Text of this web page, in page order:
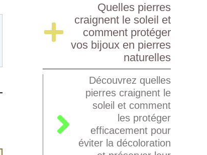
Quelles pierres
craignent le soleil et
comment protéger
vos bijoux en pierres
naturelles
Découvrez quelles
pierres craignent le
soleil et comment
les protéger
efficacement pour
éviter la décoloration